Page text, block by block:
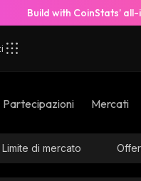
Build with CoinStats’
Partecipazioni Mercati
Limite di mercato